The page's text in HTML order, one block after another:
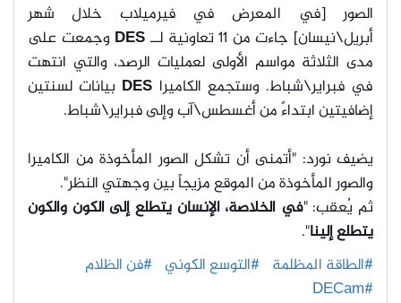
الصور [في المعرض في فيرميلاب خلال شهر
أبريل\نيسان] جاءت من ١١ تعاونية لــ
DES وجمعت على
مدى الثلاثة مواسم الأولى لعمليات الرصد، والتي انتهت
في فبراير\شباط. وستجمع الكاميرا DES بيانات لسنتين
إضافيتين ابتداءً من أغسطس\آب وإلى فبراير\شباط.
يضيف نورد: "أتمنى أن تشكل الصور المأخوذة من الكاميرا
والصور المأخوذة من الموقع مزيجاً بين وجهتي النظر".
ثم يُعقب: "في الخلاصة، الإنسان يتطلع إلى الكون والكون
يتطلع إلينا".
#الطاقة المظلمة #التوسع الكوني #فن الظلام
#DECam